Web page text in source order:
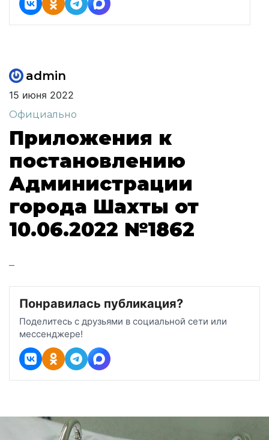
admin
15 июня 2022
Официально
Приложения к
постановлению
Администрации
города Шахты от
10.06.2022 №1862
–
Понравилась публикация?
Поделитесь с друзьями в социальной сети или
мессенджере!